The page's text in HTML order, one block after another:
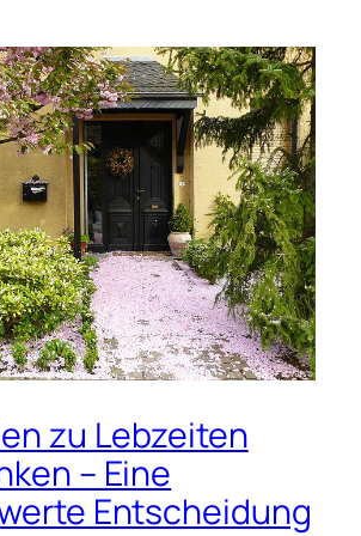
zu Lebzeiten
– Eine
Entscheidung